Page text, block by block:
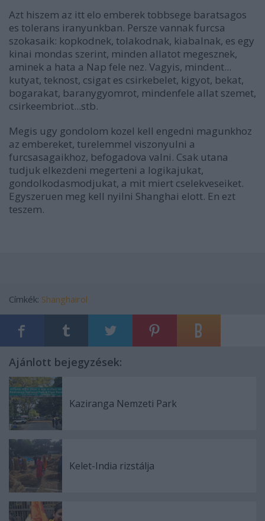
Azt hiszem az itt elo emberek tobbsege baratsagos
es tolerans iranyunkban. Persze vannak furcsa
szokasaik: kopkodnek, tolakodnak, kiabalnak, es egy
kinai mondas szerint, minden allatot megesznek,
aminek a hata a Nap fele nez. Vagyis, mindent...
kutyat, teknost, csigat es csirkebelet, kigyot, bekat,
bogarakat, baranygyomrot, mindenfele allat szemet,
csirkeembriot...stb.
Megis ugy gondolom kozel kell engedni magunkhoz
az embereket, turelemmel viszonyulni a
furcsasagaikhoz, befogadova valni. Csak utana
tudjuk elkezdeni megerteni a logikajukat,
gondolkodasmodjukat, a mit miert cselekveseiket.
Egyszeruen meg kell nyilni Shanghai elott. En ezt
teszem.
Címkék: Shanghairol
Ajánlott bejegyzések:
Kaziranga Nemzeti Park
Kelet-India rizstálja